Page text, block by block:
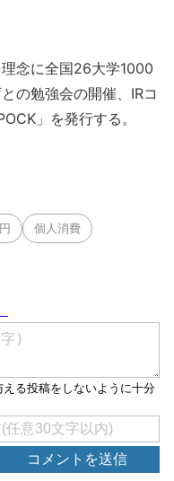
理念に全国26大学1000
の勉強会の開催、IRコ
」を発行する。
個人消費